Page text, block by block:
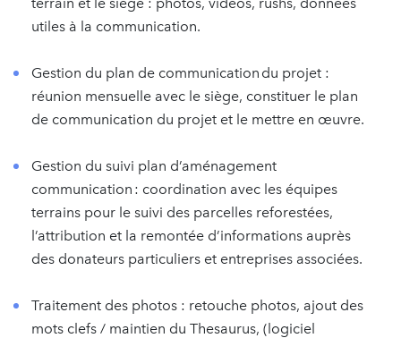
utiles à la communication.
Gestion du plan de communication du projet :
réunion mensuelle avec le siège, constituer le plan
de communication du projet et le mettre en œuvre.
Gestion du suivi plan d’aménagement
communication : coordination avec les équipes
terrains pour le suivi des parcelles reforestées,
l’attribution et la remontée d’informations auprès
des donateurs particuliers et entreprises associées.
Traitement des photos : retouche photos, ajout des
mots clefs / maintien du Thesaurus, (logiciel